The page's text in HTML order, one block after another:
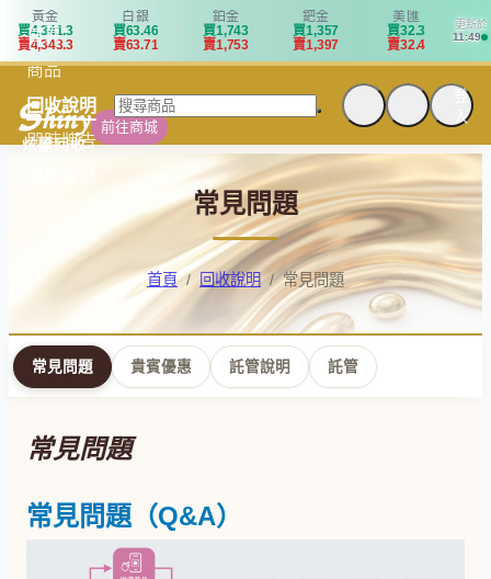
黃金
買4,341.3
賣4,343.3
白銀
買63.46
賣63.71
鉑金
買1,743
賣1,753
鈀金
買1,357
賣1,397
美匯
買32.3
賣32.4
更新於
11:49
炫麗回收
前往商城
首頁
商品
回收說明
即時牌告
登
入
常見問題
首頁 / 回收說明 / 常見問題
常見問題 貴賓優惠 託管說明 託管
常見問題
常見問題（Q&A）